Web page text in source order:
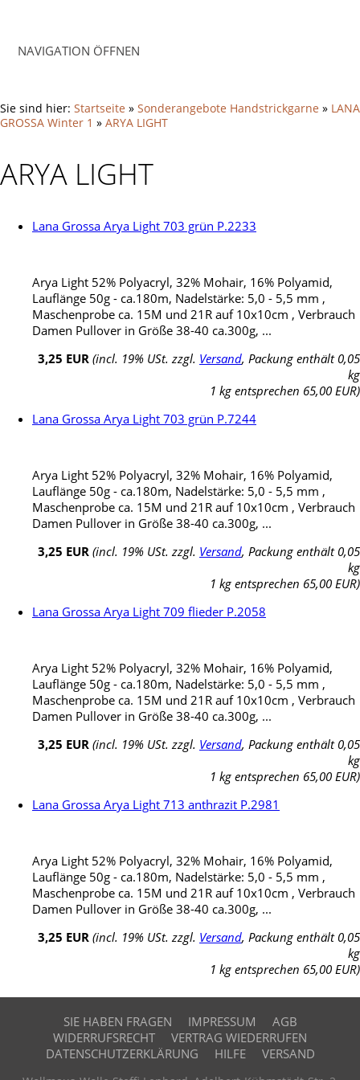
NAVIGATION ÖFFNEN
Sie sind hier: Startseite » Sonderangebote Handstrickgarne » LANA
GROSSA Winter 1 » ARYA LIGHT
ARYA LIGHT
Lana Grossa Arya Light 703 grün P.2233
Arya Light 52% Polyacryl, 32% Mohair, 16% Polyamid,
Lauflänge 50g - ca.180m, Nadelstärke: 5,0 - 5,5 mm ,
Maschenprobe ca. 15M und 21R auf 10x10cm , Verbrauch
Damen Pullover in Größe 38-40 ca.300g, ...
3,25 EUR (incl. 19% USt. zzgl. Versand, Packung enthält 0,05
kg
1 kg entsprechen 65,00 EUR)
Lana Grossa Arya Light 703 grün P.7244
Arya Light 52% Polyacryl, 32% Mohair, 16% Polyamid,
Lauflänge 50g - ca.180m, Nadelstärke: 5,0 - 5,5 mm ,
Maschenprobe ca. 15M und 21R auf 10x10cm , Verbrauch
Damen Pullover in Größe 38-40 ca.300g, ...
3,25 EUR (incl. 19% USt. zzgl. Versand, Packung enthält 0,05
kg
1 kg entsprechen 65,00 EUR)
Lana Grossa Arya Light 709 flieder P.2058
Arya Light 52% Polyacryl, 32% Mohair, 16% Polyamid,
Lauflänge 50g - ca.180m, Nadelstärke: 5,0 - 5,5 mm ,
Maschenprobe ca. 15M und 21R auf 10x10cm , Verbrauch
Damen Pullover in Größe 38-40 ca.300g, ...
3,25 EUR (incl. 19% USt. zzgl. Versand, Packung enthält 0,05
kg
1 kg entsprechen 65,00 EUR)
Lana Grossa Arya Light 713 anthrazit P.2981
Arya Light 52% Polyacryl, 32% Mohair, 16% Polyamid,
Lauflänge 50g - ca.180m, Nadelstärke: 5,0 - 5,5 mm ,
Maschenprobe ca. 15M und 21R auf 10x10cm , Verbrauch
Damen Pullover in Größe 38-40 ca.300g, ...
3,25 EUR (incl. 19% USt. zzgl. Versand, Packung enthält 0,05
kg
1 kg entsprechen 65,00 EUR)
SIE HABEN FRAGEN IMPRESSUM
AGB
WIDERRUFSRECHT
VERTRAG WIEDERRUFEN
DATENSCHUTZERKLÄRUNG
HILFE VERSAND